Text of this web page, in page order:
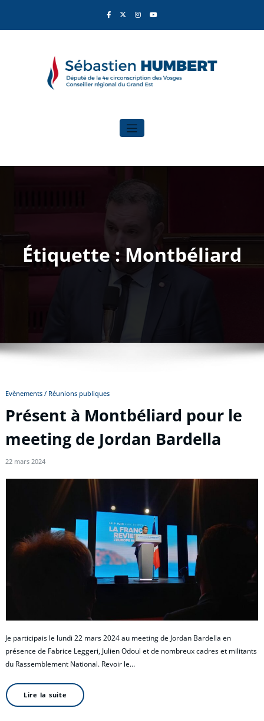
contenu
Sébastien Humbert
Étiquette : Montbéliard
Evènements / Réunions publiques
Présent à Montbéliard pour le
meeting de Jordan Bardella
22 mars 2024
Je participais le lundi 22 mars 2024 au meeting de Jordan Bardella en
présence de Fabrice Leggeri, Julien Odoul et de nombreux cadres et militants
du Rassemblement National. Revoir le…
Lire la suite